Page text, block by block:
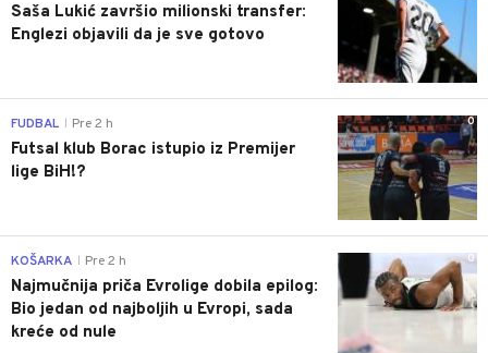
Saša Lukić završio milionski transfer:
Englezi objavili da je sve gotovo
0
FUDBAL Pre 2 h
Futsal klub Borac istupio iz Premijer
lige BiH!?
0
KOŠARKA Pre 2 h
Najmučnija priča Evrolige dobila epilog:
Bio jedan od najboljih u Evropi, sada
kreće od nule